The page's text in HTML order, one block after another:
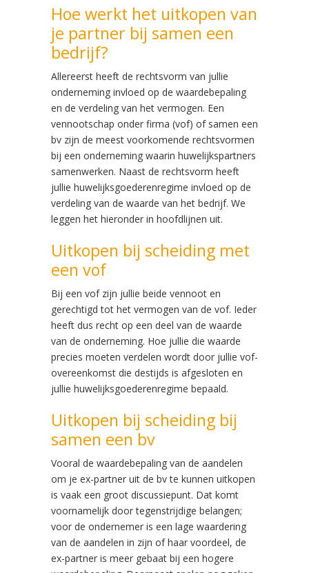
Hoe werkt het uitkopen van
je partner bij samen een
bedrijf?
Allereerst heeft de rechtsvorm van jullie
onderneming invloed op de waardebepaling
en de verdeling van het vermogen. Een
vennootschap onder firma (vof) of samen een
bv zijn de meest voorkomende rechtsvormen
bij een onderneming waarin huwelijkspartners
samenwerken. Naast de rechtsvorm heeft
jullie huwelijksgoederenregime invloed op de
verdeling van de waarde van het bedrijf. We
leggen het hieronder in hoofdlijnen uit.
Uitkopen bij scheiding met
een vof
Bij een vof zijn jullie beide vennoot en
gerechtigd tot het vermogen van de vof. Ieder
heeft dus recht op een deel van de waarde
van de onderneming. Hoe jullie die waarde
precies moeten verdelen wordt door jullie vof-
overeenkomst die destijds is afgesloten en
jullie huwelijksgoederenregime bepaald.
Uitkopen bij scheiding bij
samen een bv
Vooral de waardebepaling van de aandelen
om je ex-partner uit de bv te kunnen uitkopen
is vaak een groot discussiepunt. Dat komt
voornamelijk door tegenstrijdige belangen;
voor de ondernemer is een lage waardering
van de aandelen in zijn of haar voordeel, de
ex-partner is meer gebaat bij een hogere